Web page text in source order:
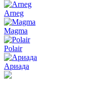
Arneg
Magma
Polair
Ариада